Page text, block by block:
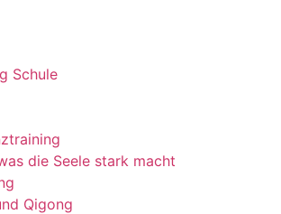
Schule
die Seele stark macht
Qigong